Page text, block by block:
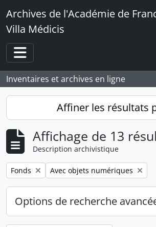
Skip to main content
Archives de l'Académie de
Villa Médicis
Toggle navigation
Inventaires et archives en ligne
Affiner les résultats
Affichage de 13
Description archivistique
Remove filter:
Fonds Remove filter:
Avec objets numériques
Options de recherche